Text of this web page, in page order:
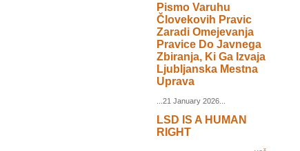
Pismo Varuhu
Človekovih Pravic
Zaradi Omejevanja
Pravice Do Javnega
Zbiranja, Ki Ga Izvaja
Ljubljanska Mestna
Uprava
...21 January 2026...
LSD IS A HUMAN
RIGHT